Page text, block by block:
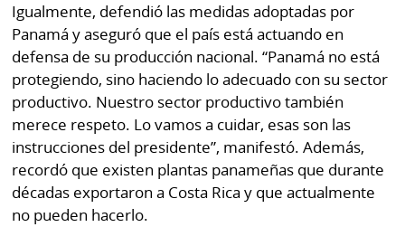
Igualmente, defendió las medidas adoptadas por
Panamá y aseguró que el país está actuando en
defensa de su producción nacional. “Panamá no está
protegiendo, sino haciendo lo adecuado con su sector
productivo. Nuestro sector productivo también
merece respeto. Lo vamos a cuidar, esas son las
instrucciones del presidente”, manifestó. Además,
recordó que existen plantas panameñas que durante
décadas exportaron a Costa Rica y que actualmente
no pueden hacerlo.